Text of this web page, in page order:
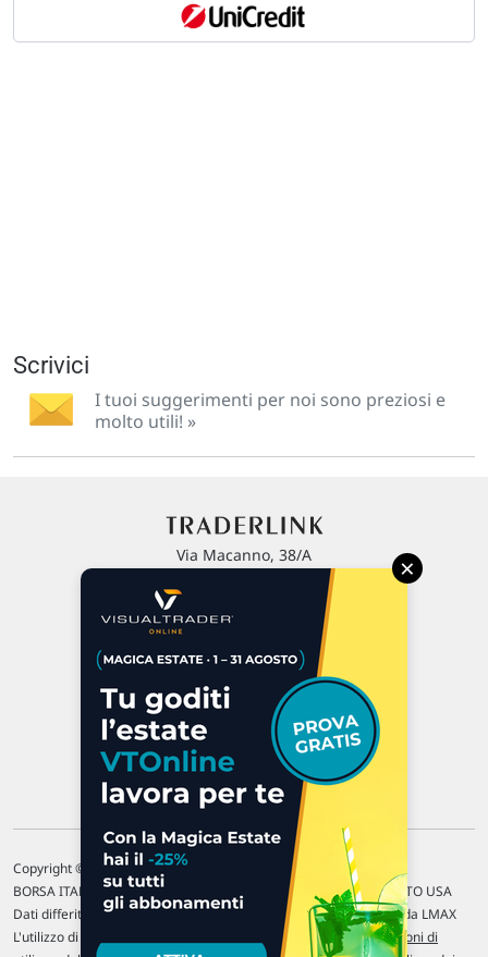
Scrivici
I tuoi suggerimenti per noi sono preziosi e
molto utili! »
Via Macanno, 38/A
P.IVA 02 452 460 401
Chi siamo
Commenti e segnalazioni
Contattaci
Copyright © 1996-2026 Traderlink Italia s.r.l.
BORSA ITALIANA Quotazioni di borsa differite di 15 min. / MERCATO USA
Dati differiti di 15 min. (fonte Intrinio) / FOREX Quotazioni fornite da LMAX
L'utilizzo di questo sito implica l'accettazione delle nostre Condizioni di
×